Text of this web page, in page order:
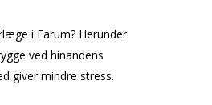
i Farum? Herunder
ved hinandens
giver mindre stress.